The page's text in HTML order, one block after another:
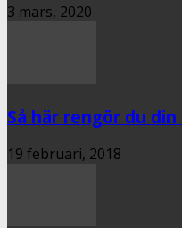
3 mars, 2020
Så här rengör du
19 februari, 2018